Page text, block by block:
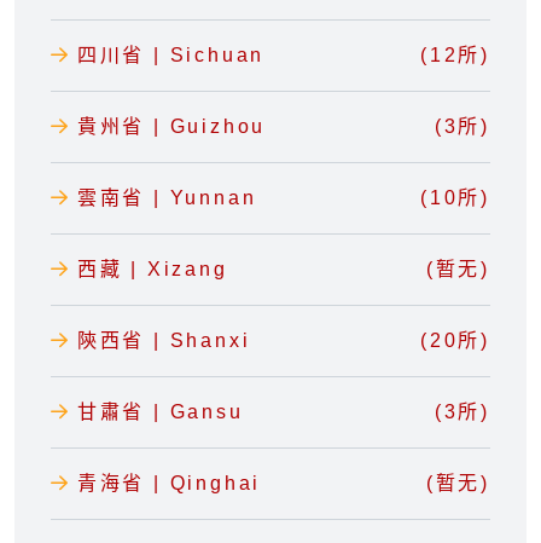
四川省 | Sichuan (12所)
貴州省 | Guizhou (3所)
雲南省 | Yunnan (10所)
西藏 | Xizang (暂无)
陝西省 | Shanxi (20所)
甘肅省 | Gansu (3所)
青海省 | Qinghai (暂无)